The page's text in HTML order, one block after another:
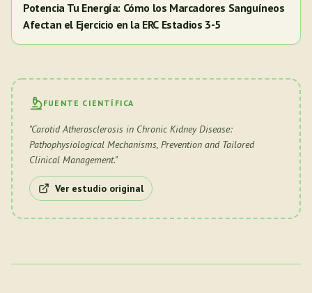
Potencia Tu Energía: Cómo los Marcadores Sanguíneos
Afectan el Ejercicio en la ERC Estadios 3-5
FUENTE CIENTÍFICA
"Carotid Atherosclerosis in Chronic Kidney Disease:
Pathophysiological Mechanisms, Prevention and Tailored
Clinical Management."
Ver estudio original